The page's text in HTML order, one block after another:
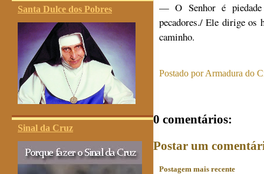
Santa Dulce dos Pobres
Sinal da Cruz
— O Senhor é
pecadores./ Ele dirige os
caminho.
Postado porArmadura do
0 comentários:
Postar um
Postagem mais recente